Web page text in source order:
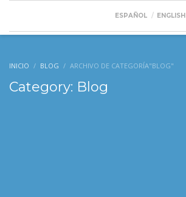
ESPAÑOL ENGLISH
INICIO BLOG ARCHIVO DE CATEGORÍA"BLOG"
Category: Blog